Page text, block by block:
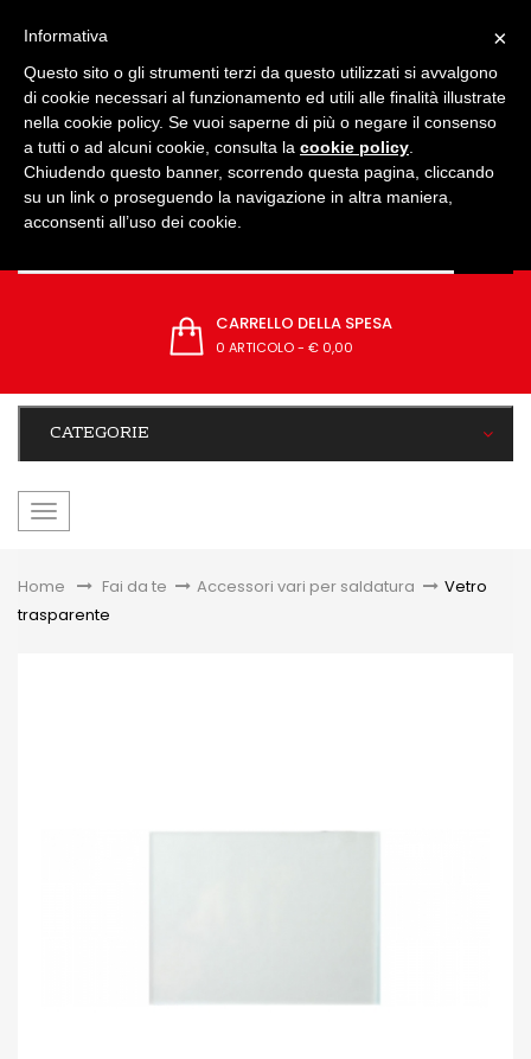
CARRELLO DELLA SPESA
0 ARTICOLO- € 0,00
CATEGORIE
navigazione
Home &gt;Fai da te > Accessori vari per saldatura > Vetro
trasparente
×
Informativa
Questo sito o gli strumenti terzi da questo utilizzati si avvalgono
di cookie necessari al funzionamento ed utili alle finalità illustrate
nella cookie policy. Se vuoi saperne di più o negare il consenso
a tutti o ad alcuni cookie, consulta la cookie policy
Chiudendo questo banner, scorrendo questa pagina, cliccando
su un link o proseguendo la navigazione in altra maniera,
acconsenti all’uso dei cookie.